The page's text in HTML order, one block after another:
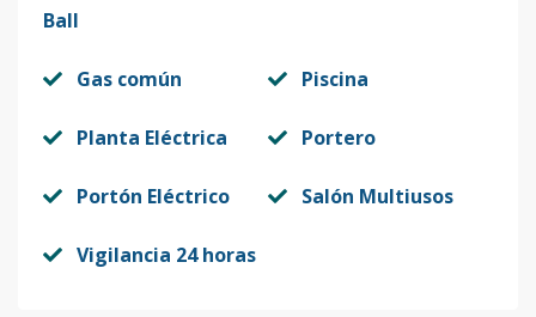
Ball
Gas común Piscina
Planta Eléctrica Portero
Portón Eléctrico Salón Multiusos
Vigilancia 24 horas